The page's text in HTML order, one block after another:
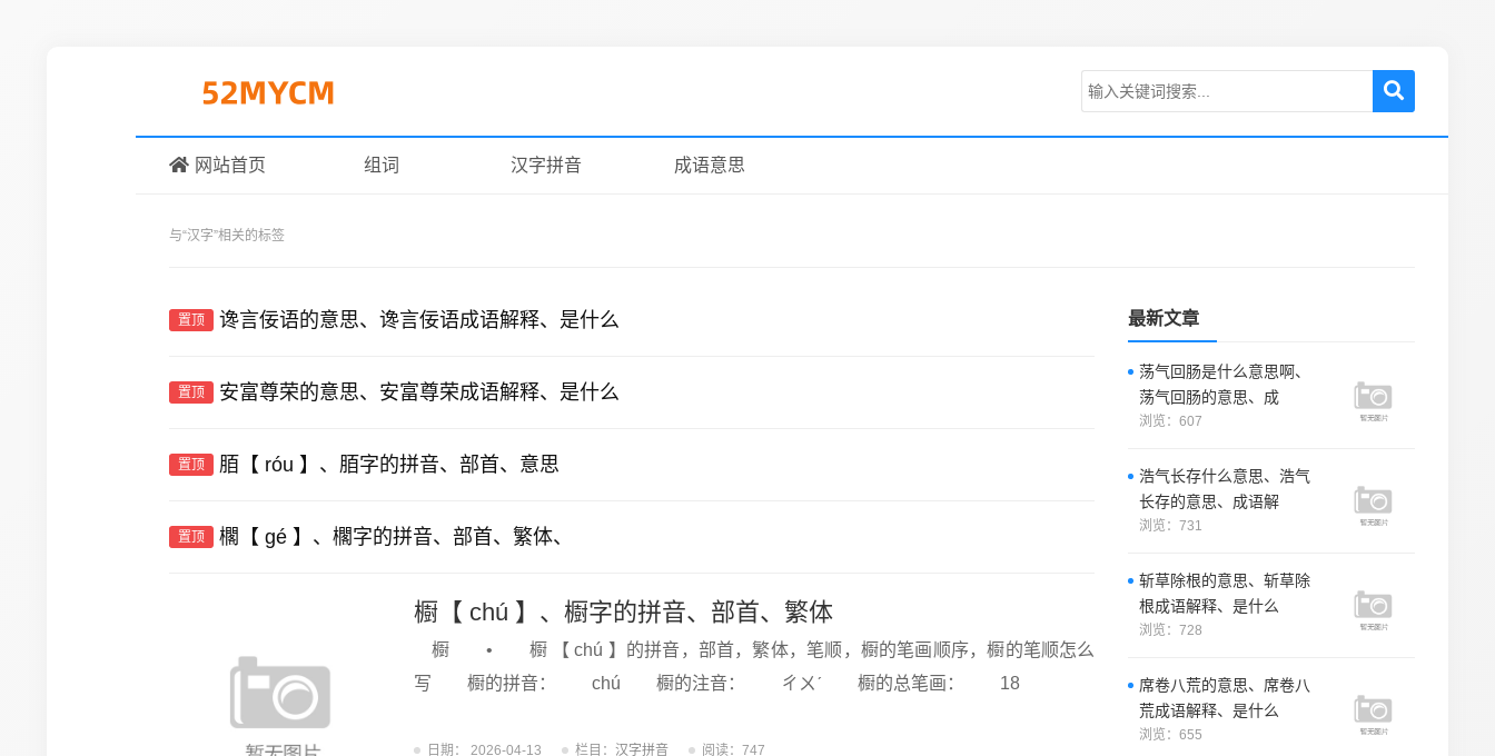
网站首页 组词 汉字拼音 成语意思
与“汉字”相关的标签
置顶 谗言佞语的意思、谗言佞语成语解释、是什么
置顶 安富尊荣的意思、安富尊荣成语解释、是什么
置顶 脜【 róu 】、脜字的拼音、部首、意思
置顶 櫊【 gé 】、櫊字的拼音、部首、繁体、
櫉【 chú 】、櫉字的拼音、部首、繁体
櫉 • 櫉 【 chú 】的拼音，部首，繁体，笔顺，櫉的笔画顺序，櫉的笔顺怎么
写 櫉的拼音： chú 櫉的注音： ㄔㄨˊ 櫉的总笔画： 18
日期： 2026-04-13 栏目： 汉字拼音 阅读：747
最新文章
荡气回肠是什么意思啊、
荡气回肠的意思、成
浏览：607
浩气长存什么意思、浩气
长存的意思、成语解
浏览：731
斩草除根的意思、斩草除
根成语解释、是什么
浏览：728
席卷八荒的意思、席卷八
荒成语解释、是什么
浏览：655